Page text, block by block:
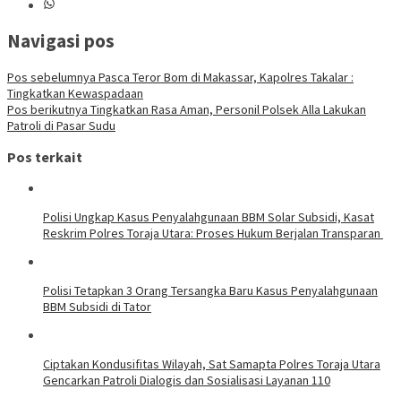
Navigasi pos
Pos sebelumnya Pasca Teror Bom di Makassar, Kapolres Takalar :
Tingkatkan Kewaspadaan
Pos berikutnya Tingkatkan Rasa Aman, Personil Polsek Alla Lakukan
Patroli di Pasar Sudu
Pos terkait
Polisi Ungkap Kasus Penyalahgunaan BBM Solar Subsidi, Kasat
Reskrim Polres Toraja Utara: Proses Hukum Berjalan Transparan
Polisi Tetapkan 3 Orang Tersangka Baru Kasus Penyalahgunaan
BBM Subsidi di Tator
Ciptakan Kondusifitas Wilayah, Sat Samapta Polres Toraja Utara
Gencarkan Patroli Dialogis dan Sosialisasi Layanan 110